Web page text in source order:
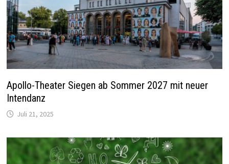
Apollo-Theater Siegen ab Sommer 2027 mit neuer
Intendanz
Juli 21, 2025